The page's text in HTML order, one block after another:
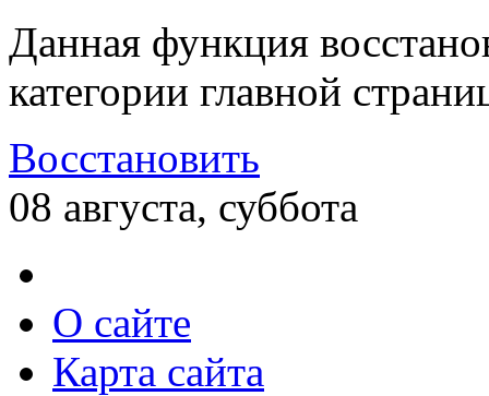
Данная функция
категории главной
Восстановить
08 августа, суббота
О сайте
Карта сайта